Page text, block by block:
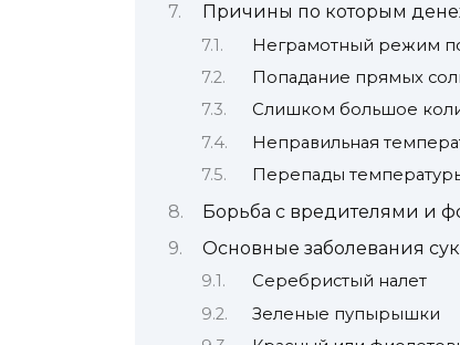
Причины по которым
Неграмотный режим
Попадание прямых
Слишком большое
Неправильная
Перепады
Борьба с вредителями и
Основные заболевания
Серебристый налет
Зеленые пупырышки